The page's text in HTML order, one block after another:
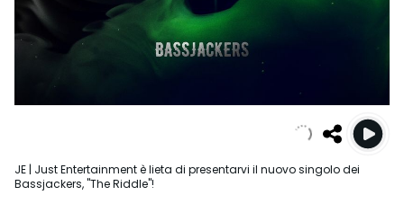
JE | Just Entertainment è lieta di presentarvi il nuovo singolo dei
Bassjackers, "The Riddle"!